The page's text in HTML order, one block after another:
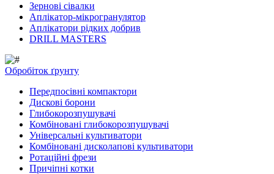
Зернові сівалки
Аплікатор-мікрогранулятор
Аплікатори рідких добрив
DRILL MASTERS
Обробіток ґрунту
Передпосівні компактори
Дискові борони
Глибокорозпушувачі
Комбіновані глибокорозпушувачі
Універсальні культиватори
Комбіновані дисколапові культиватори
Ротаційні фрези
Причіпні котки